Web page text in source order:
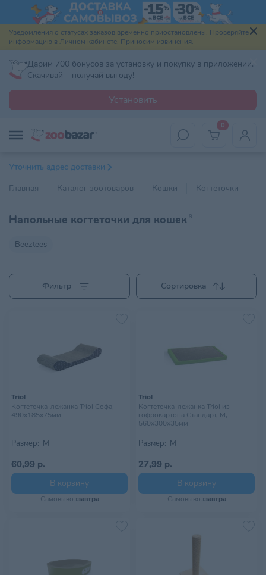
Уведомления о статусах заказов временно приостановлены. Проверяйте
информацию в Личном кабинете. Приносим извинения.
Дарим 700 бонусов за установку и покупку в приложении.
Скачивай – получай выгоду!
Установить
0
Уточнить адрес доставки
Главная
Каталог зоотоваров Кошки Когтеточки
Напольные когтеточки для кошек 9
Beeztees
Фильтр Сортировка
Triol
Когтеточка-лежанка Triol Софа,
490х185х75мм
Размер: M
60,99 р.
В корзину
Самовывоззавтра
Triol
Когтеточка-лежанка Triol из
гофрокартона Стандарт, M,
560х300х35мм
Размер: M
27,99 р.
В корзину
Самовывоззавтра